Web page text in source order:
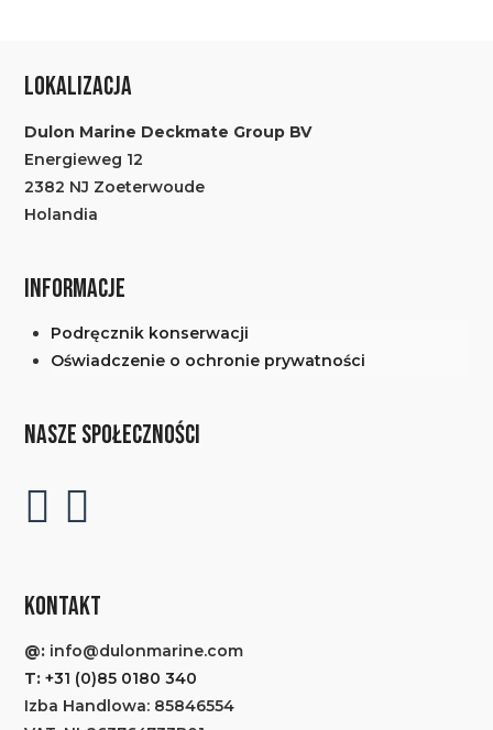
LOKALIZACJA
Dulon Marine Deckmate Group BV
Energieweg 12
2382 NJ Zoeterwoude
Holandia
INFORMACJE
Podręcznik konserwacji
Oświadczenie o ochronie prywatności
NASZE SPOŁECZNOŚCI
KONTAKT
@: info@dulonmarine.com
T: +31 (0)85 0180 340
Izba Handlowa: 85846554